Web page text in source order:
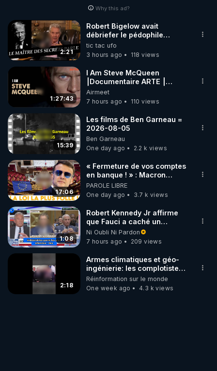
Why this ad?
2:21
Robert Bigelow avait
débriefer le pédophile
génocidaire de donald j
trump
tic tac ufo
3 hours ago
118 views
1:27:43
I Am Steve McQueen
⎮Documentaire ARTE ⎮
Cinema
Airmeet
7 hours ago
110 views
15:39
Les films de Ben Garneau =
2026-08-05
Ben Garneau
One day ago
2.2 k views
17:06
« Fermeture de vos comptes
en banque ! » : Macron
impose une loi folle !
PAROLE LIBRE
One day ago
3.7 k views
1:08
Robert Kennedy Jr affirme
que Fauci a caché un
infarctus pulmonaire
survenu après sa
vaccination
Ni Oubli Ni Pardon
7 hours ago
209 views
2:18
Armes climatiques et géo-
ingénierie: les complotistes
avaient raison
Réinformation sur le monde
One week ago
4.3 k views